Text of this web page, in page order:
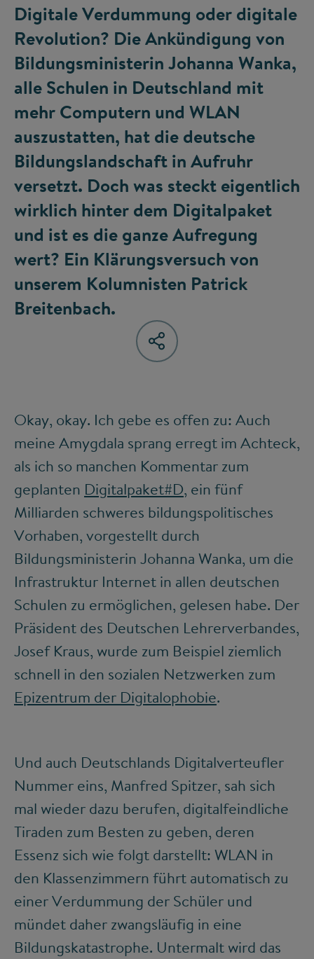
Digitale Verdummung oder digitale
Revolution? Die Ankündigung von
Bildungsministerin Johanna Wanka,
alle Schulen in Deutschland mit
mehr Computern und WLAN
auszustatten, hat die deutsche
Bildungslandschaft in Aufruhr
versetzt. Doch was steckt eigentlich
wirklich hinter dem Digitalpaket
und ist es die ganze Aufregung
wert? Ein Klärungsversuch von
unserem Kolumnisten Patrick
Breitenbach.
Okay, okay. Ich gebe es offen zu: Auch
meine Amygdala sprang erregt im Achteck,
als ich so manchen Kommentar zum
geplanten Digitalpaket#D, ein fünf
Milliarden schweres bildungspolitisches
Vorhaben, vorgestellt durch
Bildungsministerin Johanna Wanka, um die
Infrastruktur Internet in allen deutschen
Schulen zu ermöglichen, gelesen habe. Der
Präsident des Deutschen Lehrerverbandes,
Josef Kraus, wurde zum Beispiel ziemlich
schnell in den sozialen Netzwerken zum
Epizentrum der Digitalophobie.
Und auch Deutschlands Digitalverteufler
Nummer eins, Manfred Spitzer, sah sich
mal wieder dazu berufen, digitalfeindliche
Tiraden zum Besten zu geben, deren
Essenz sich wie folgt darstellt: WLAN in
den Klassenzimmern führt automatisch zu
einer Verdummung der Schüler und
mündet daher zwangsläufig in eine
Bildungskatastrophe. Untermalt wird das